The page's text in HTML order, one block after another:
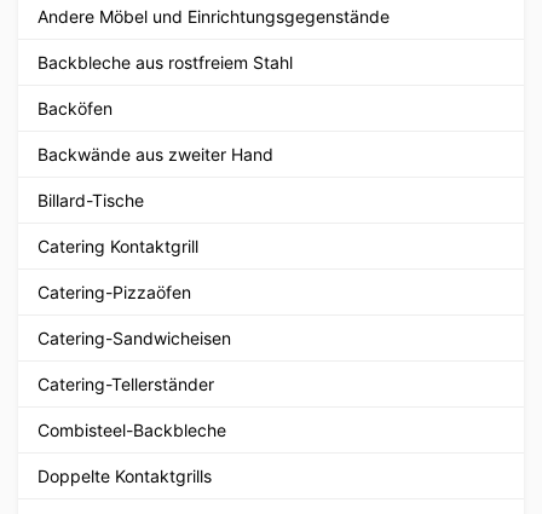
Andere Möbel und Einrichtungsgegenstände
Backbleche aus rostfreiem Stahl
Backöfen
Backwände aus zweiter Hand
Billard-Tische
Catering Kontaktgrill
Catering-Pizzaöfen
Catering-Sandwicheisen
Catering-Tellerständer
Combisteel-Backbleche
Doppelte Kontaktgrills